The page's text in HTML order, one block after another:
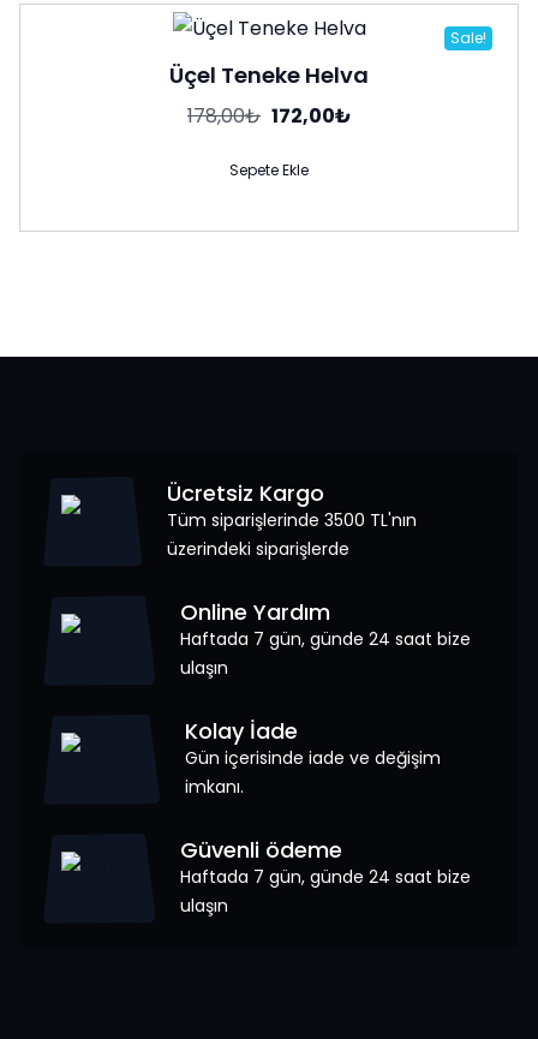
Sale!
Üçel Teneke Helva
178,00₺ Orijinal
fiyat:
172,00₺Şu
Sepete Ekle
Ücretsiz Kargo
Tüm siparişlerinde 3500 TL'nın
üzerindeki siparişlerde
Online Yardım
Haftada 7 gün, günde 24 saat bize
ulaşın
Kolay İade
Gün içerisinde iade ve değişim
imkanı.
Güvenli ödeme
Haftada 7 gün, günde 24 saat bize
ulaşın